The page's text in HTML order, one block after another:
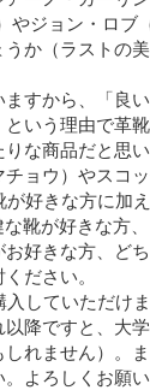
やジョン・ロブ
か（ラストの
すから、「良
いう理由で革
な商品だと思い
ョウ）やスコ
好きな方に加
靴が好きな方
好きな方、ど
ださい。
していただけ
降ですと、大
れません）。
よろしくお願い